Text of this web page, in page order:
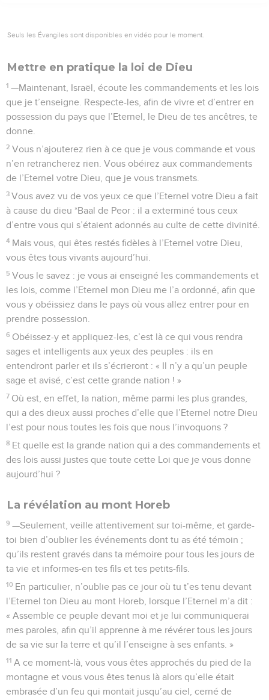
Seuls les Évangiles sont disponibles en vidéo pour le moment.
Mettre en pratique la loi de Dieu
1 —Maintenant, Israël, écoute les commandements et les lois
que je t’enseigne. Respecte-les, afin de vivre et d’entrer en
possession du pays que l’Eternel, le Dieu de tes ancêtres, te
donne.
2 Vous n’ajouterez rien à ce que je vous commande et vous
n’en retrancherez rien. Vous obéirez aux commandements
de l’Eternel votre Dieu, que je vous transmets.
3 Vous avez vu de vos yeux ce que l’Eternel votre Dieu a fait
à cause du dieu *Baal de Peor : il a exterminé tous ceux
d’entre vous qui s’étaient adonnés au culte de cette divinité.
4 Mais vous, qui êtes restés fidèles à l’Eternel votre Dieu,
vous êtes tous vivants aujourd’hui.
5 Vous le savez : je vous ai enseigné les commandements et
les lois, comme l’Eternel mon Dieu me l’a ordonné, afin que
vous y obéissiez dans le pays où vous allez entrer pour en
prendre possession.
6 Obéissez-y et appliquez-les, c’est là ce qui vous rendra
sages et intelligents aux yeux des peuples : ils en
entendront parler et ils s’écrieront : « Il n’y a qu’un peuple
sage et avisé, c’est cette grande nation ! »
7 Où est, en effet, la nation, même parmi les plus grandes,
qui a des dieux aussi proches d’elle que l’Eternel notre Dieu
l’est pour nous toutes les fois que nous l’invoquons ?
8 Et quelle est la grande nation qui a des commandements et
des lois aussi justes que toute cette Loi que je vous donne
aujourd’hui ?
La révélation au mont Horeb
9 —Seulement, veille attentivement sur toi-même, et garde-
toi bien d’oublier les événements dont tu as été témoin ;
qu’ils restent gravés dans ta mémoire pour tous les jours de
ta vie et informes-en tes fils et tes petits-fils.
10 En particulier, n’oublie pas ce jour où tu t’es tenu devant
l’Eternel ton Dieu au mont Horeb, lorsque l’Eternel m’a dit :
« Assemble ce peuple devant moi et je lui communiquerai
mes paroles, afin qu’il apprenne à me révérer tous les jours
de sa vie sur la terre et qu’il l’enseigne à ses enfants. »
11 A ce moment-là, vous vous êtes approchés du pied de la
montagne et vous vous êtes tenus là alors qu’elle était
embrasée d’un feu qui montait jusqu’au ciel, cerné de